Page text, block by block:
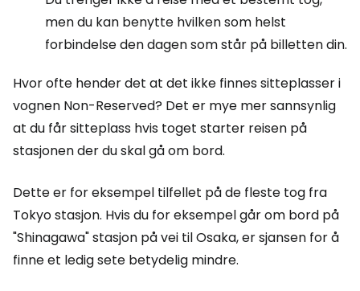
men du kan benytte hvilken som helst
forbindelse den dagen som står på billetten din.
Hvor ofte hender det at det ikke finnes sitteplasser i
vognen Non-Reserved? Det er mye mer sannsynlig
at du får sitteplass hvis toget starter reisen på
stasjonen der du skal gå om bord.
Dette er for eksempel tilfellet på de fleste tog fra
Tokyo stasjon. Hvis du for eksempel går om bord på
"Shinagawa" stasjon på vei til Osaka, er sjansen for å
finne et ledig sete betydelig mindre.